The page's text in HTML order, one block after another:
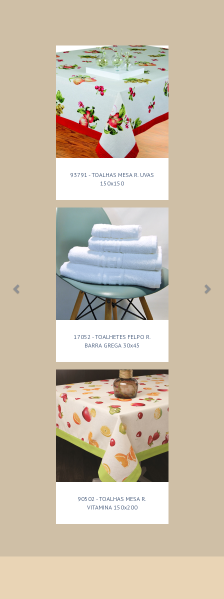
93791 - TOALHAS MESA R. UVAS
150x150
17052 - TOALHETES FELPO R.
BARRA GREGA 30x45
90502 - TOALHAS MESA R.
VITAMINA 150x200